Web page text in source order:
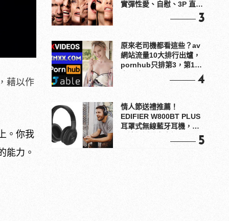
藉以作
。你我
能力。
實彈性愛、自慰、3P 直接
3
原來老司機都看這些？av
網站流量10大排行出爐，
pornhub只排第3，第1名
4
情人節送禮推薦！
EDIFIER W800BT PLUS
耳罩式無線藍牙耳機，在
5